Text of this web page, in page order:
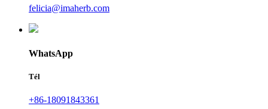
felicia@imaherb.com
WhatsApp
Tél
+86-18091843361